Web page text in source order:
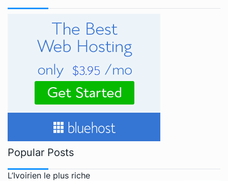
Popular Posts
L’Ivoirien le plus riche